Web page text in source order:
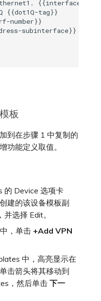
{{interface-
{{dot1Q-tag}}
number}}
subinterface}}
板
到在步骤 1 中复制的
功能定义取值。
的 Device 选项卡
建的该设备模板副
并选择 Edit。
，单击 +Add VPN
中，高亮显示在
击箭头将其移动到
，然后单击下一